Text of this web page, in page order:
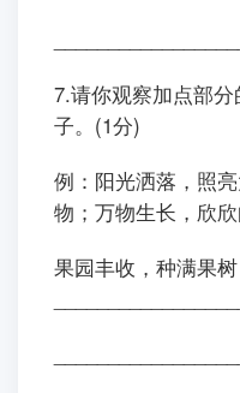
7.请你观察加点部
子。(1分)
例：阳光洒落，照
物；万物生长，
果园丰收，种满果树